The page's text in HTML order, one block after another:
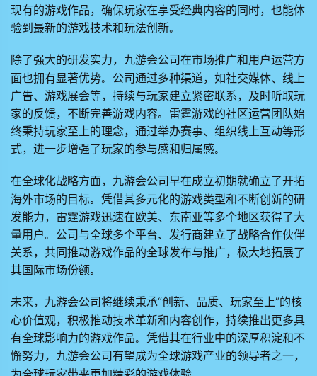
现有的游戏作品，确保玩家在享受经典内容的同时，也能体
验到最新的游戏技术和玩法创新。
除了强大的研发实力， 九游会公司在市场推广和用户运营方
面也拥有显著优势。公司通过多种渠道，如社交媒体、线上
广告、游戏展会等，持续与玩家建立紧密联系，及时听取玩
家的反馈，不断完善游戏内容。雷霆游戏的社区运营团队始
终秉持玩家至上的理念，通过举办赛事、组织线上互动等形
式，进一步增强了玩家的参与感和归属感。
在全球化战略方面， 九游会公司早在成立初期就确立了开拓
海外市场的目标。凭借其多元化的游戏类型和不断创新的研
发能力，雷霆游戏迅速在欧美、东南亚等多个地区获得了大
量用户。公司与全球多个平台、发行商建立了战略合作伙伴
关系，共同推动游戏作品的全球发布与推广，极大地拓展了
其国际市场份额。
未来， 九游会公司将继续秉承“创新、品质、玩家至上”的核
心价值观，积极推动技术革新和内容创作，持续推出更多具
有全球影响力的游戏作品。凭借其在行业中的深厚积淀和不
懈努力，
九游会公司有望成为全球游戏产业的领导者之一，